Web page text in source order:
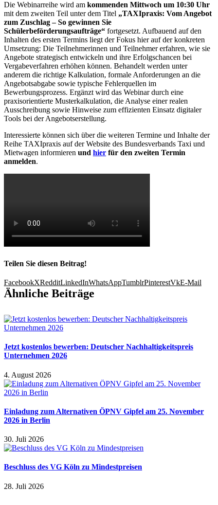
Die Webinarreihe wird am kommenden Mittwoch um 10:30 Uhr
mit dem zweiten Teil unter dem Titel „TAXIpraxis: Vom Angebot
zum Zuschlag – So gewinnen Sie
Schülerbeförderungsaufträge“ fortgesetzt. Aufbauend auf den
Inhalten des ersten Termins liegt der Fokus hier auf der konkreten
Umsetzung: Die Teilnehmerinnen und Teilnehmer erfahren, wie sie
Angebote strategisch entwickeln und ihre Erfolgschancen bei
Vergabeverfahren erhöhen können. Behandelt werden unter
anderem die richtige Kalkulation, formale Anforderungen an die
Angebotsabgabe sowie typische Fehlerquellen im
Bewerbungsprozess. Ergänzt wird das Webinar durch eine
praxisorientierte Musterkalkulation, die Analyse einer realen
Ausschreibung sowie Hinweise zum effizienten Einsatz digitaler
Tools bei der Angebotserstellung.
Interessierte können sich über die weiteren Termine und Inhalte der
Reihe TAXIpraxis auf der Website des Bundesverbands Taxi und
Mietwagen informieren und hier für den zweiten Termin
anmelden.
Teilen Sie diesen Beitrag!
FacebookXRedditLinkedInWhatsAppTumblrPinterestVkE-Mail
Ähnliche Beiträge
Jetzt kostenlos bewerben: Deutscher Nachhaltigkeitspreis
Unternehmen 2026
4. August 2026
Einladung zum Alternativen ÖPNV Gipfel am 25. November
2026 in Berlin
30. Juli 2026
Beschluss des VG Köln zu Mindestpreisen
28. Juli 2026